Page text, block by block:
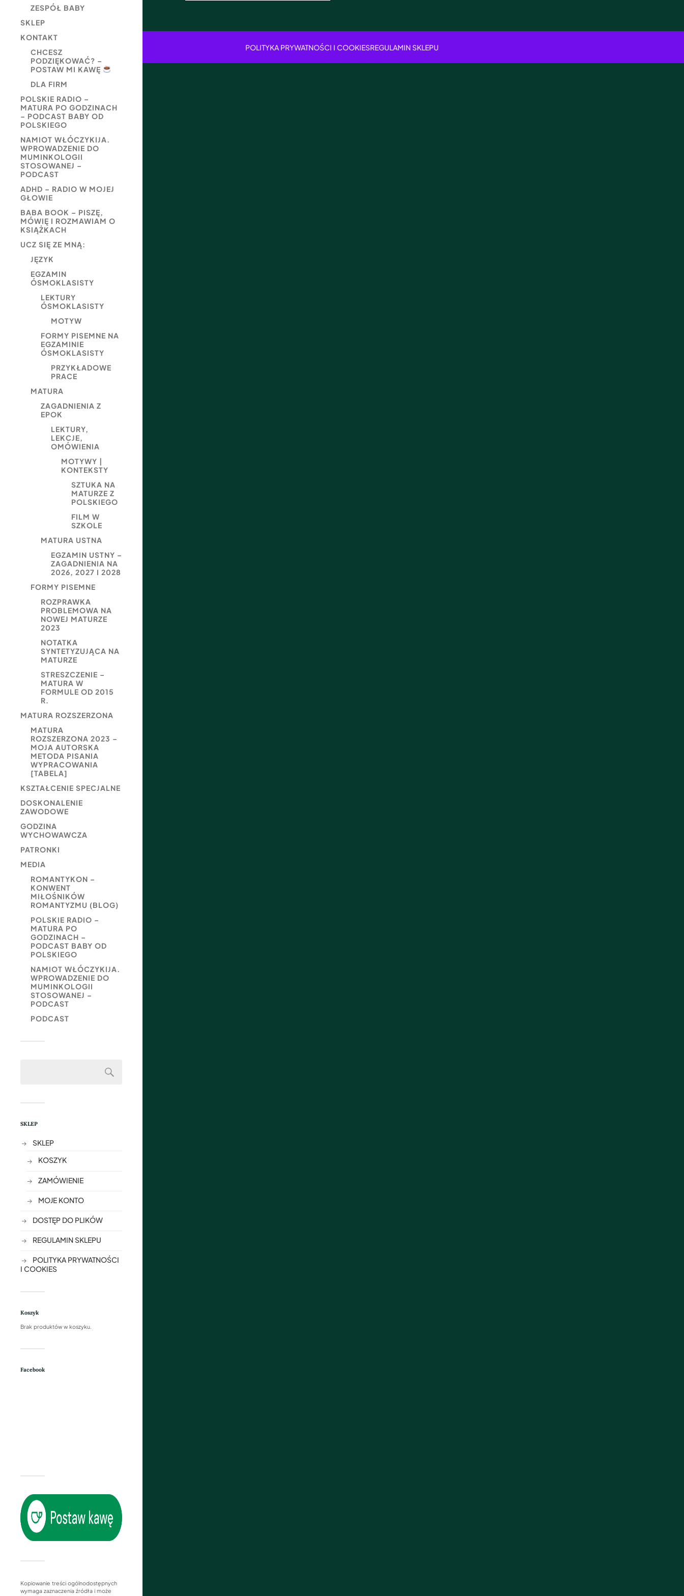
ZESPÓŁ BABY
SKLEP
KONTAKT
CHCESZ
PODZIĘKOWAĆ? –
POSTAW MI KAWĘ
DLA FIRM
POLSKIE RADIO –
MATURA PO GODZINACH
– PODCAST BABY OD
POLSKIEGO
NAMIOT WŁÓCZYKIJA.
WPROWADZENIE DO
MUMINKOLOGII
STOSOWANEJ –
PODCAST
ADHD – RADIO W MOJEJ
GŁOWIE
BABA BOOK – PISZĘ,
MÓWIĘ I ROZMAWIAM O
KSIĄŻKACH
UCZ SIĘ ZE MNĄ:
JĘZYK
EGZAMIN
ÓSMOKLASISTY
LEKTURY
ÓSMOKLASISTY
MOTYW
FORMY PISEMNE NA
EGZAMINIE
ÓSMOKLASISTY
PRZYKŁADOWE
PRACE
MATURA
ZAGADNIENIA Z
EPOK
LEKTURY,
LEKCJE,
OMÓWIENIA
MOTYWY |
KONTEKSTY
SZTUKA NA
MATURZE Z
POLSKIEGO
FILM W
SZKOLE
MATURA USTNA
EGZAMIN USTNY –
ZAGADNIENIA NA
2026, 2027 I 2028
FORMY PISEMNE
ROZPRAWKA
PROBLEMOWA NA
NOWEJ MATURZE
2023
NOTATKA
SYNTETYZUJĄCA NA
MATURZE
STRESZCZENIE –
MATURA W
FORMULE OD 2015
R.
MATURA ROZSZERZONA
MATURA
ROZSZERZONA 2023 –
MOJA AUTORSKA
METODA PISANIA
WYPRACOWANIA
[TABELA]
KSZTAŁCENIE SPECJALNE
DOSKONALENIE
ZAWODOWE
GODZINA
WYCHOWAWCZA
PATRONKI
MEDIA
ROMANTYKON –
KONWENT
MIŁOŚNIKÓW
ROMANTYZMU (BLOG)
POLSKIE RADIO –
MATURA PO
GODZINACH –
PODCAST BABY OD
POLSKIEGO
NAMIOT WŁÓCZYKIJA.
WPROWADZENIE DO
MUMINKOLOGII
STOSOWANEJ –
PODCAST
PODCAST
SKLEP
SKLEP
KOSZYK
ZAMÓWIENIE
MOJE KONTO
DOSTĘP DO PLIKÓW
REGULAMIN SKLEPU
POLITYKA PRYWATNOŚCI
I COOKIES
Koszyk
Brak produktów w koszyku.
Facebook
Kopiowanie treści ogólnodostępnych
wymaga zaznaczenia źródła i może
POLITYKA PRYWATNOŚCI I COOKIESREGULAMIN SKLEPU